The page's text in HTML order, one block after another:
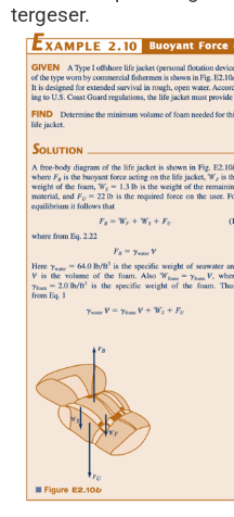
tergeser.